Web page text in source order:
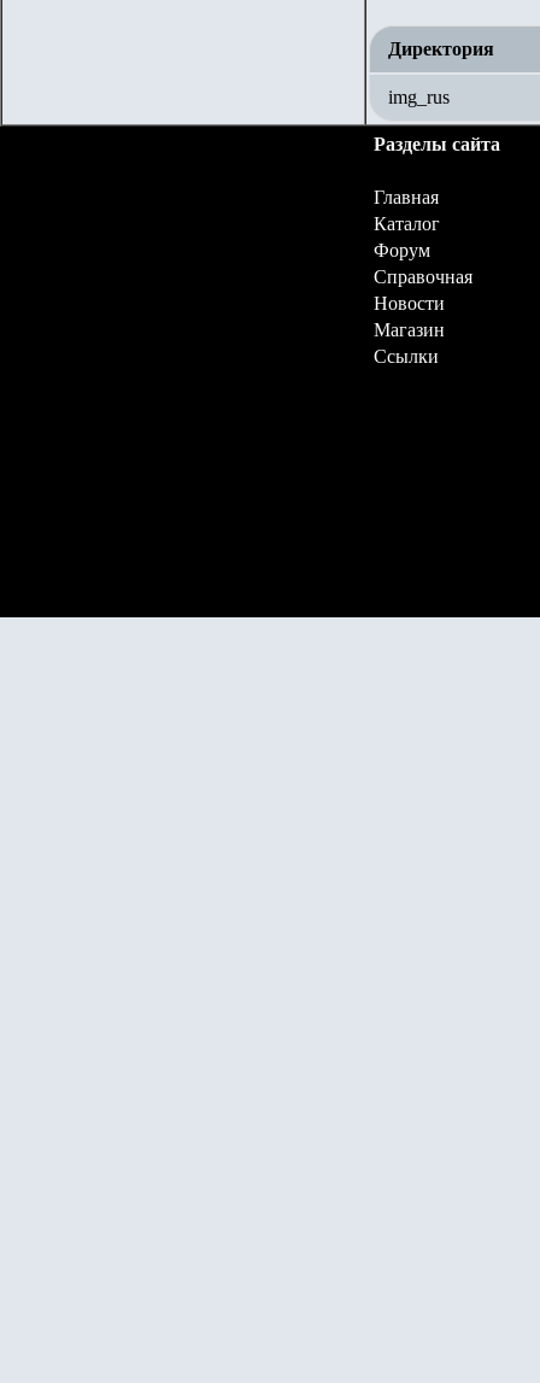
Директория
img_rus
Разделы сайта
Главная
Каталог
Форум
Справочная
Новости
Магазин
Ссылки